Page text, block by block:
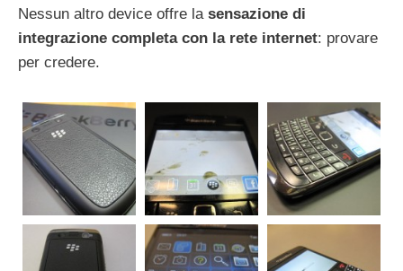
Nessun altro device offre la sensazione di
integrazione completa con la rete internet: provare
per credere.